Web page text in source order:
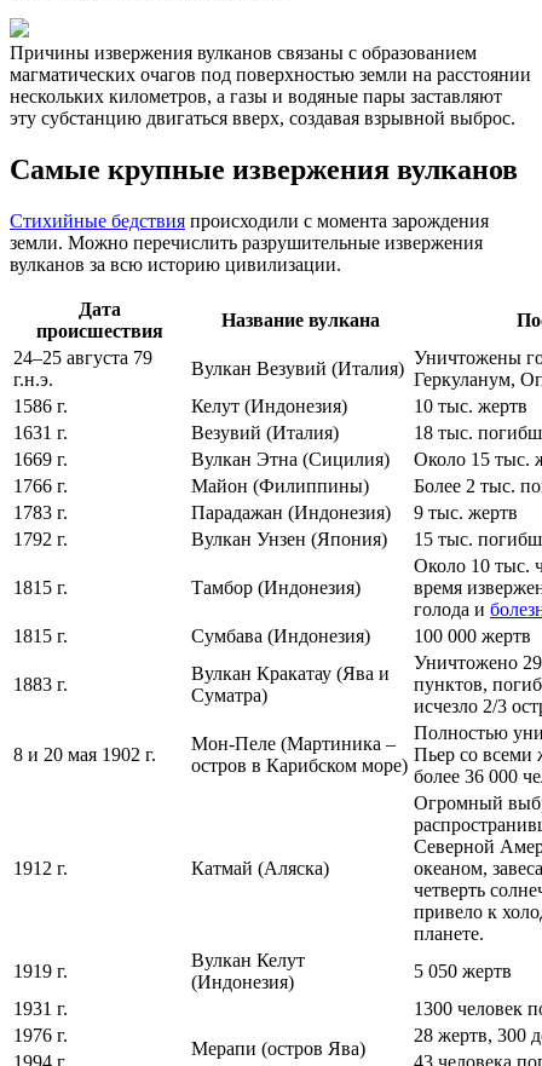
Причины извержения вулканов связаны с образованием
магматических очагов под поверхностью земли на расстоянии
нескольких километров, а газы и водяные пары заставляют
эту субстанцию двигаться вверх, создавая взрывной выброс.
Самые крупные извержения вулканов
Стихийные бедствия происходили с момента зарождения
земли. Можно перечислить разрушительные извержения
вулканов за всю историю цивилизации.
Дата
происшествия
Название вулкана
24–25 августа 79
г.н.э.
Вулкан Везувий (Италия)
Уничтожены
Геркуланум,
1586 г.
Келут (Индонезия)
10 тыс. жертв
1631 г.
Везувий (Италия)
18 тыс.
1669 г.
Вулкан Этна (Сицилия)
Около 15 тыс.
1766 г.
Майон (Филиппины)
Более 2 тыс.
1783 г.
Парадажан (Индонезия)
9 тыс. жертв
1792 г.
Вулкан Унзен (Япония) 15 тыс.
1815 г. Тамбор (Индонезия)
Около 10 тыс.
время
голода и
1815 г.
Сумбава (Индонезия) 100 000 жертв
1883 г.
Вулкан Кракатау (Ява и
Суматра)
Уничтожено
пунктов,
исчезло 2/3
8 и 20 мая 1902 г.
Мон-Пеле (Мартиника –
остров в Карибском море)
Полностью
Пьер со всеми
более 36 000
1912 г. Катмай (Аляска)
Огромный
Северной
океаном,
четверть
привело к
планете.
1919 г.
Вулкан Келут
(Индонезия)
5 050 жертв
1931 г.
Мерапи (остров Ява)
1300 человек
1976 г.
28 жертв, 300
1994 г.
43 человека